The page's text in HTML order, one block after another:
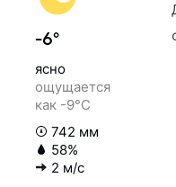
-6°
ясно
ощущается
как -9°C
742 мм
58%
2 м/с